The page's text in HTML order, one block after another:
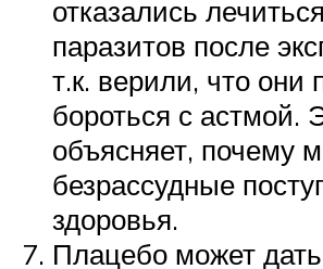
отказались
паразитов после
т.к. верили, что они
бороться с астмой.
объясняет, почему
безрассудные
здоровья.
Плацебо может дать